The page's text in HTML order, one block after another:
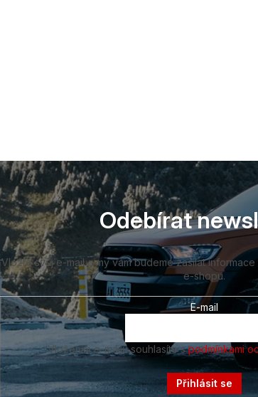
Odebírat
Vložte svůj e-mail a my vám budeme zasílat
e-shopu.
E-mail
Vložením e-mailu souhlasíte spodmínkami
Přihlásit se